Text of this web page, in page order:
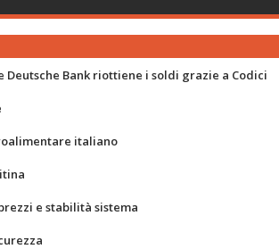
Bank riottiene i soldi grazie a Codici
italiano
e stabilità sistema